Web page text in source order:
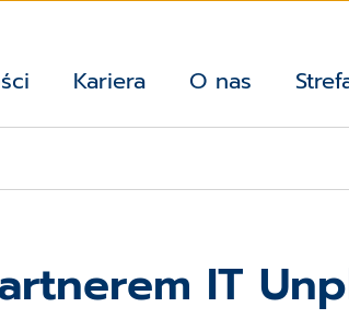
Kariera O nas
IT